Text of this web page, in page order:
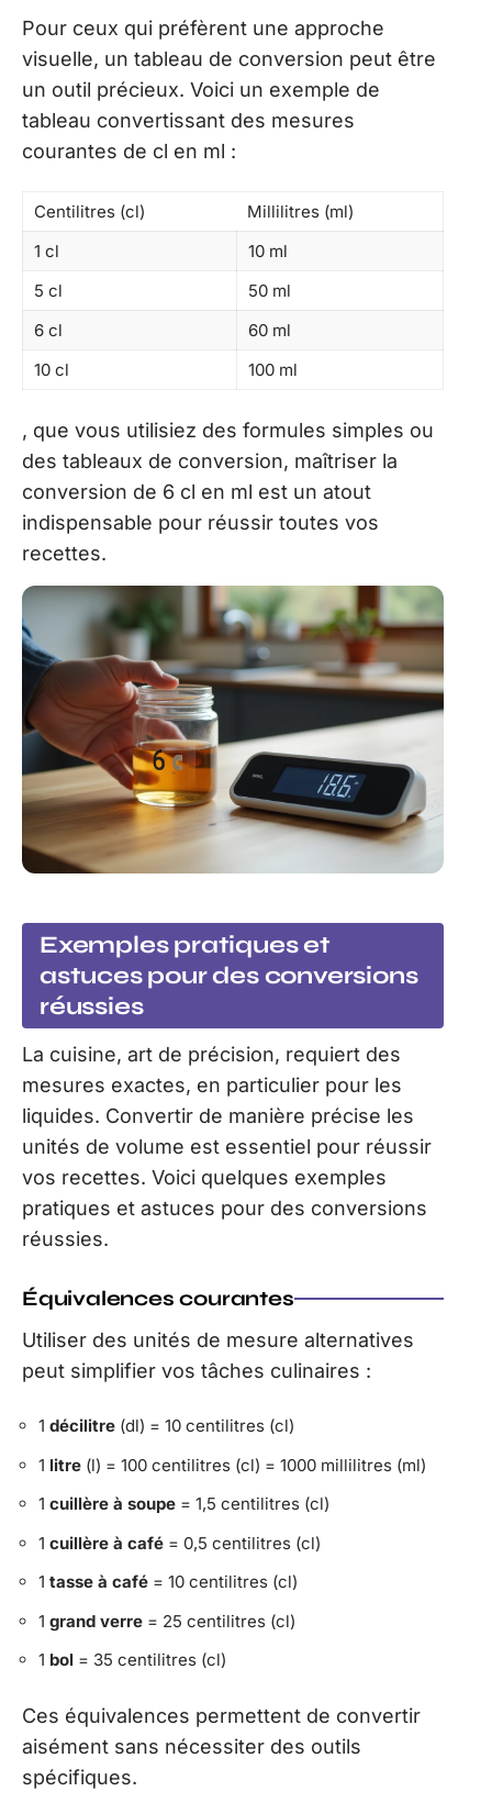
Pour ceux qui préfèrent une approche
visuelle, un tableau de conversion peut être
un outil précieux. Voici un exemple de
tableau convertissant des mesures
courantes de cl en ml :
Centilitres (cl)
Millilitres (ml)
1 cl
10 ml
5 cl
50 ml
6 cl
60 ml
10 cl
100 ml
, que vous utilisiez des formules simples ou
des tableaux de conversion, maîtriser la
conversion de 6 cl en ml est un atout
indispensable pour réussir toutes vos
recettes.
Exemples pratiques et
astuces pour des conversions
réussies
La cuisine, art de précision, requiert des
mesures exactes, en particulier pour les
liquides. Convertir de manière précise les
unités de volume est essentiel pour réussir
vos recettes. Voici quelques exemples
pratiques et astuces pour des conversions
réussies.
Équivalences courantes
Utiliser des unités de mesure alternatives
peut simplifier vos tâches culinaires :
1 décilitre (dl) = 10 centilitres (cl)
1 litre (l) = 100 centilitres (cl) = 1000 millilitres (ml)
1 cuillère à soupe = 1,5 centilitres (cl)
1 cuillère à café = 0,5 centilitres (cl)
1 tasse à café = 10 centilitres (cl)
1 grand verre = 25 centilitres (cl)
1 bol = 35 centilitres (cl)
Ces équivalences permettent de convertir
aisément sans nécessiter des outils
spécifiques.